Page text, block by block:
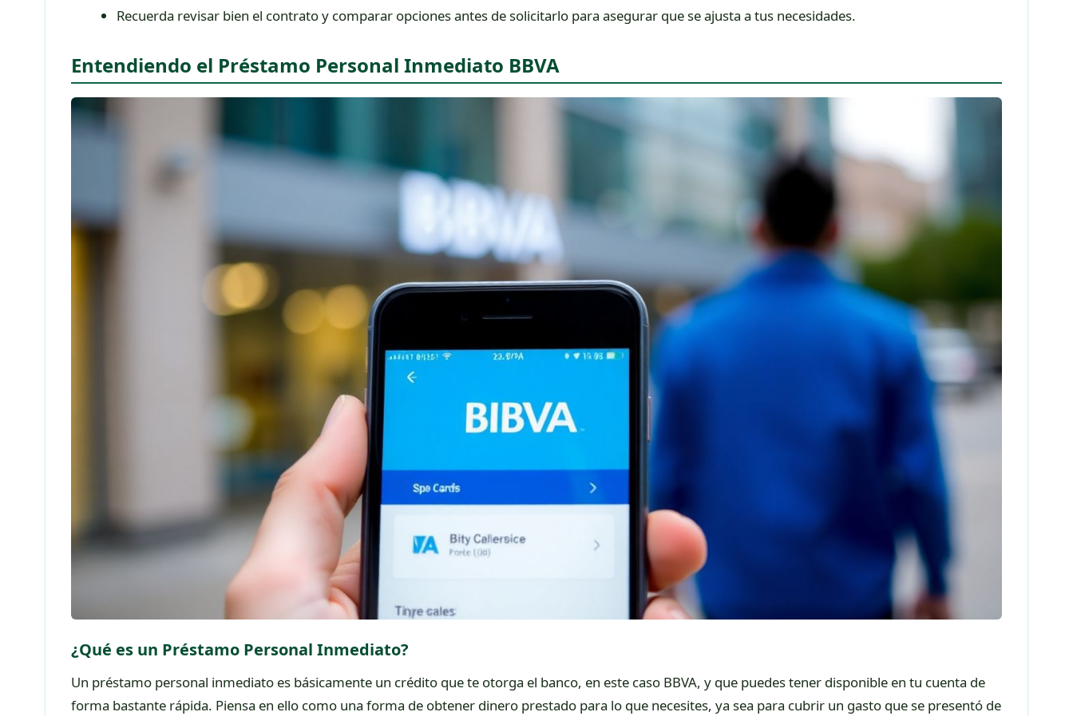
Recuerda revisar bien el contrato y comparar opciones antes de solicitarlo para asegurar que se ajusta a tus necesidades.
Entendiendo el Préstamo Personal Inmediato BBVA
¿Qué es un Préstamo Personal Inmediato?
Un préstamo personal inmediato es básicamente un crédito que te otorga el banco, en este caso BBVA, y que puedes tener disponible en tu cuenta de
forma bastante rápida. Piensa en ello como una forma de obtener dinero prestado para lo que necesites, ya sea para cubrir un gasto que se presentó de